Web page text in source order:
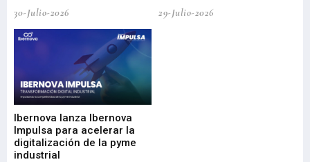
30-Julio-2026
29-Julio-2026
Ibernova lanza Ibernova
Impulsa para acelerar la
digitalización de la pyme
industrial